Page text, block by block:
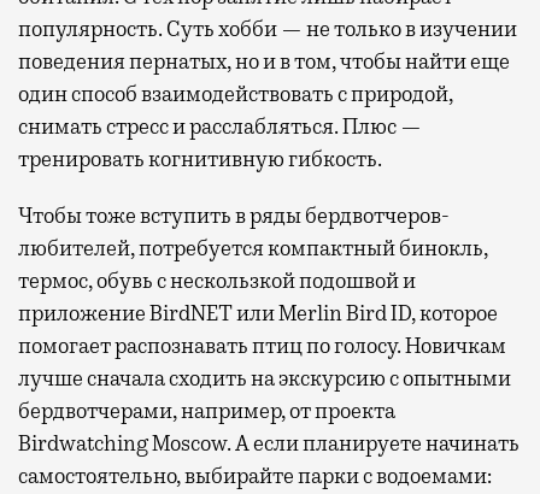
популярность. Суть хобби — не только в изучении
поведения пернатых, но и в том, чтобы найти еще
один способ взаимодействовать с природой,
снимать стресс и расслабляться. Плюс —
тренировать когнитивную гибкость.
Чтобы тоже вступить в ряды бердвотчеров-
любителей, потребуется компактный бинокль,
термос, обувь с нескользкой подошвой и
приложение BirdNET или Merlin Bird ID, которое
помогает распознавать птиц по голосу. Новичкам
лучше сначала сходить на экскурсию с опытными
бердвотчерами, например, от проекта
Birdwatching Moscow. А если планируете начинать
самостоятельно, выбирайте парки с водоемами: